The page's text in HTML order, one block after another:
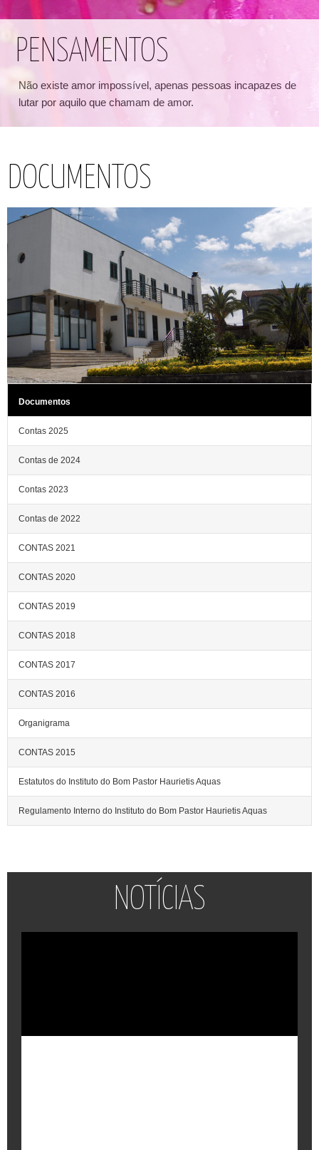
PENSAMENTOS
Não existe amor impossível, apenas pessoas incapazes de
lutar por aquilo que chamam de amor.
DOCUMENTOS
Documentos
Contas 2025
Contas de 2024
Contas 2023
Contas de 2022
CONTAS 2021
CONTAS 2020
CONTAS 2019
CONTAS 2018
CONTAS 2017
CONTAS 2016
Organigrama
CONTAS 2015
Estatutos do Instituto do Bom Pastor Haurietis Aquas
Regulamento Interno do Instituto do Bom Pastor Haurietis Aquas
NOTÍCIAS